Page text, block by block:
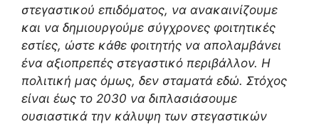
στεγαστικού επιδόματος, να ανακαινίζουμε
και να δημιουργούμε σύγχρονες φοιτητικές
εστίες, ώστε κάθε φοιτητής να απολαμβάνει
ένα αξιοπρεπές στεγαστικό περιβάλλον. Η
πολιτική μας όμως, δεν σταματά εδώ. Στόχος
είναι έως το 2030 να διπλασιάσουμε
ουσιαστικά την κάλυψη των στεγαστικών